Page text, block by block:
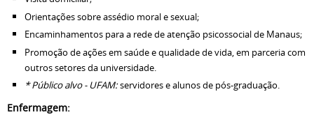
Orientações sobre assédio moral e sexual;
Encaminhamentos para a rede de atenção psicossocial de Manaus;
Promoção de ações em saúde e qualidade de vida, em parceria com
outros setores da universidade.
* Público alvo - UFAM:servidores e alunos de pós-graduação.
Enfermagem: